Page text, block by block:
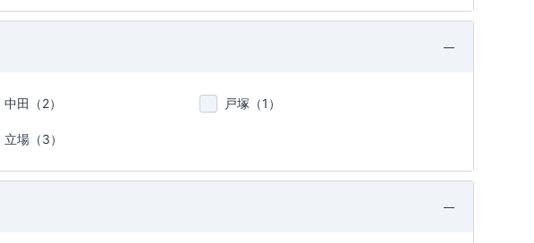
中田（2） 戸塚（1 ）
立場（3）